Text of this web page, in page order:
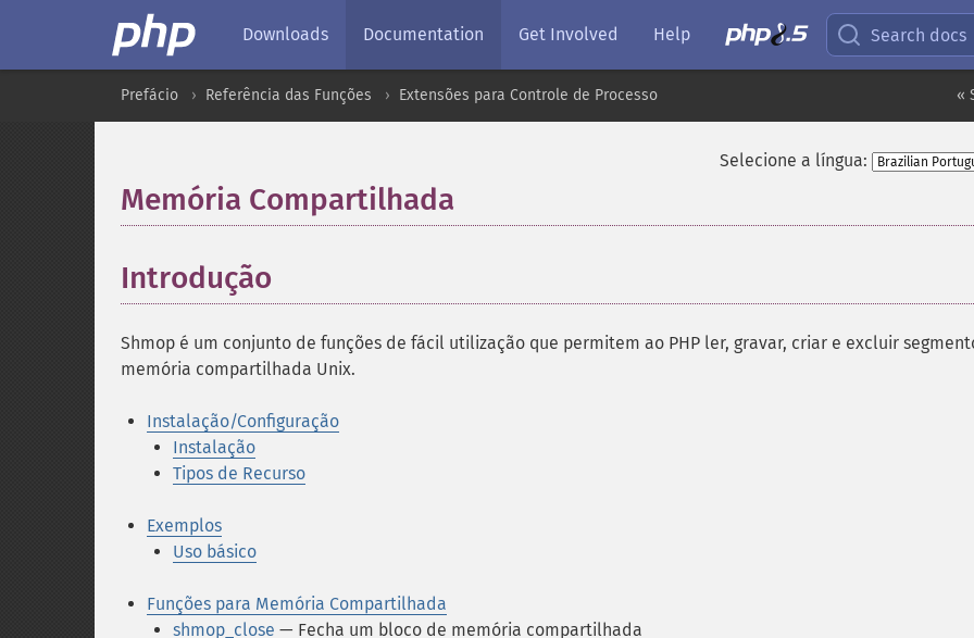
Downloads Documentation Get Involved Help Search docs
«
Prefácio Referência das Funções Extensões para Controle de Processo
Selecione a língua:
Memória Compartilhada
Introdução
Shmop é um conjunto de funções de fácil utilização que permitem ao PHP ler, gravar, criar e excluir
memória compartilhada Unix.
Instalação/Configuração
Instalação
Tipos de Recurso
Exemplos
Uso básico
Funções para Memória Compartilhada
shmop_close — Fecha um bloco de memória compartilhada